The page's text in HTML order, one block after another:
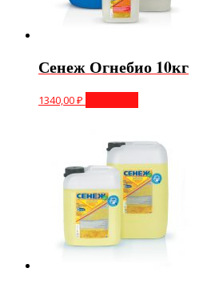
Сенеж Огнебио 10кг
1340,00₽